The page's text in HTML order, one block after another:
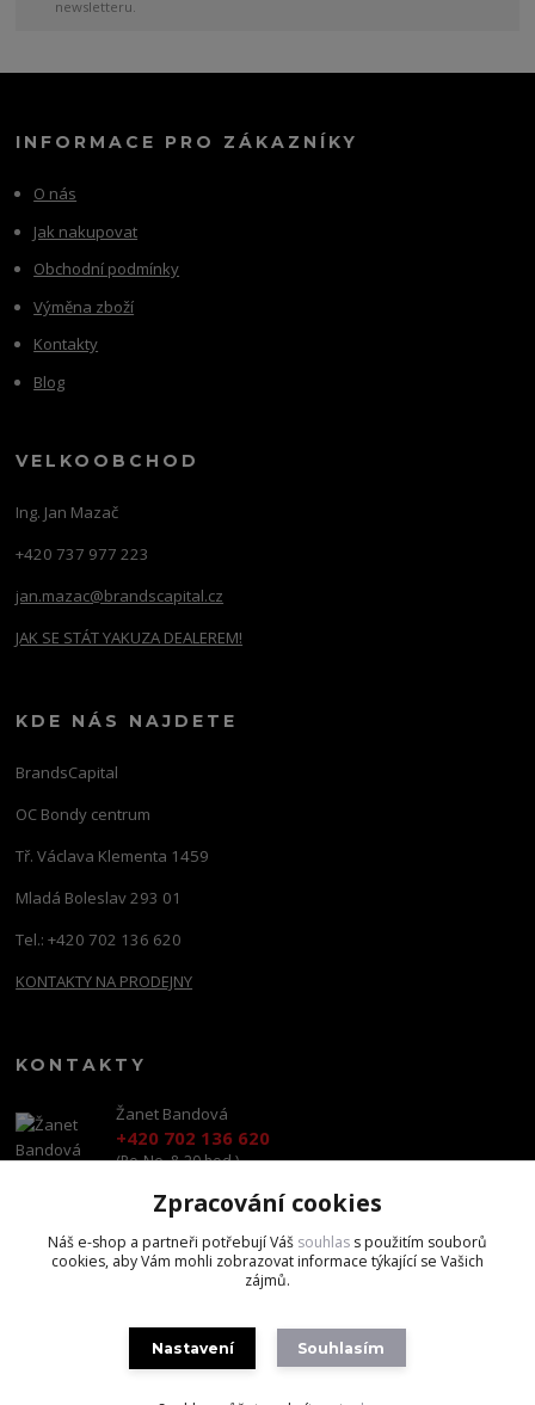
newsletteru.
INFORMACE PRO ZÁKAZNÍKY
O nás
Jak nakupovat
Obchodní podmínky
Výměna zboží
Kontakty
Blog
VELKOOBCHOD
Ing. Jan Mazač
+420 737 977 223
jan.mazac@brandscapital.cz
JAK SE STÁT YAKUZA DEALEREM!
KDE NÁS NAJDETE
BrandsCapital
OC Bondy centrum
Tř. Václava Klementa 1459
Mladá Boleslav 293 01
Tel.: +420 702 136 620
KONTAKTY NA PRODEJNY
KONTAKTY
Žanet Bandová
+420 702 136 620
(Po-Ne, 8-20 hod.)
shop@brandscapital.cz
Zpracování cookies
Náš e-shop a partneři potřebují Váš souhlas s použitím souborů
cookies, aby Vám mohli zobrazovat informace týkající se Vašich
zájmů.
Nastavení Souhlasím